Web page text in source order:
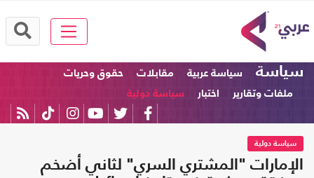
سياسة سياسة عربية مقابلات
حقوق وحريات
ملفات وتقارير
اختبار سياسة دولية
سياسة دولية
الإمارات "المشتري السري" لثاني أضخم